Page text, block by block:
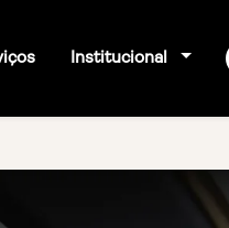
Institucional